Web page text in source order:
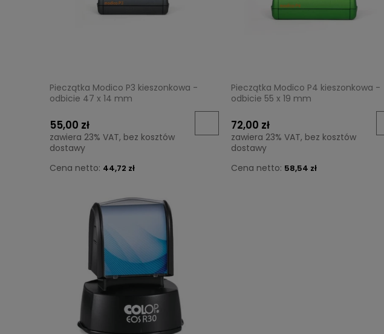
Pieczątka Modico P3 kieszonkowa -
odbicie 47 x 14 mm
55,00 zł
zawiera 23% VAT, bez kosztów
dostawy
Cena netto: 44,72 zł
Pieczątka Modico P4 kieszonkowa -
odbicie 55 x 19 mm
72,00 zł
zawiera 23% VAT, bez kosztów
dostawy
Cena netto: 58,54 zł